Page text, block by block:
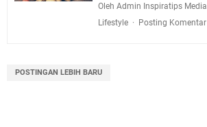
Oleh Admin Inspiratips Media
Lifestyle
Posting Komentar
POSTINGAN LEBIH BARU